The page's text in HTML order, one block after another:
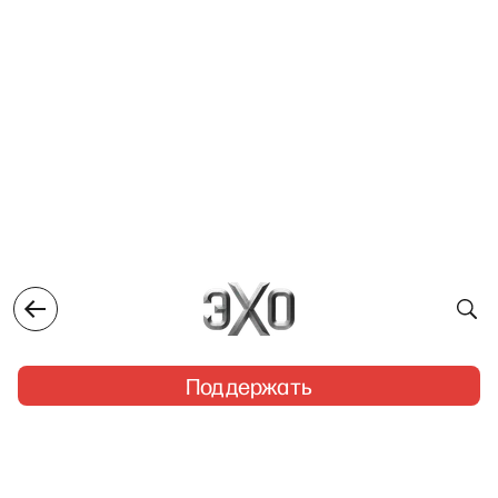
Поддержать